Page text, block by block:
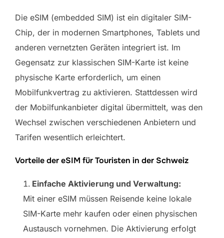
Die eSIM (embedded SIM) ist ein digitaler SIM-
Chip, der in modernen Smartphones, Tablets und
anderen vernetzten Geräten integriert ist. Im
Gegensatz zur klassischen SIM-Karte ist keine
physische Karte erforderlich, um einen
Mobilfunkvertrag zu aktivieren. Stattdessen wird
der Mobilfunkanbieter digital übermittelt, was den
Wechsel zwischen verschiedenen Anbietern und
Tarifen wesentlich erleichtert.
Vorteile der eSIM für Touristen in der Schweiz
Einfache Aktivierung und Verwaltung:
Mit einer eSIM müssen Reisende keine lokale
SIM-Karte mehr kaufen oder einen physischen
Austausch vornehmen. Die Aktivierung erfolgt